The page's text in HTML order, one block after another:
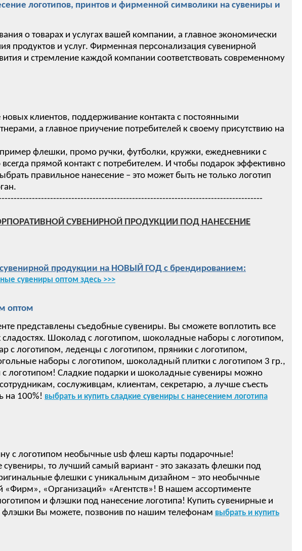
логотипов, принтов и фирменной символики на сувениры и
о товарах и услугах вашей компании, а главное экономически
продуктов и услуг. Фирменная персонализация сувенирной
и стремление каждой компании соответствовать современному
клиентов, поддерживание контакта с постоянными
а главное приучение потребителей к своему присутствию на
флешки, промо ручки, футболки, кружки, ежедневники с
прямой контакт с потребителем. И чтобы подарок эффективно
правильное нанесение – это может быть не только логотип
СУВЕНИРНОЙ ПРОДУКЦИИ ПОД НАНЕСЕНИЕ
продукции на НОВЫЙ ГОД с брендированием:
сувениры оптом здесь >>>
оптом
представлены съедобные сувениры. Вы сможете воплотить все
Шоколад с логотипом, шоколадные наборы с логотипом,
с логотипом, леденцы с логотипом, пряники с логотипом,
наборы с логотипом, шоколадный плитки с логотипом 3 гр.,
с логотипом! Сладкие подарки и шоколадные сувениры можно
сослуживцам, клиентам, секретарю, а лучше съесть
на 100%! выбрать и купить сладкие сувениры с нанесением логотипа
с логотипом необычные usb флеш карты подарочные!
сувениры, то лучший самый вариант - это заказать флешки под
флешки с уникальным дизайном – это необычные
«Фирм», «Организаций» «Агентств»! В нашем ассортименте
и флэшки под нанесение логотипа! Купить сувенирные и
Вы можете, позвонив по нашим телефонам выбрать и купить